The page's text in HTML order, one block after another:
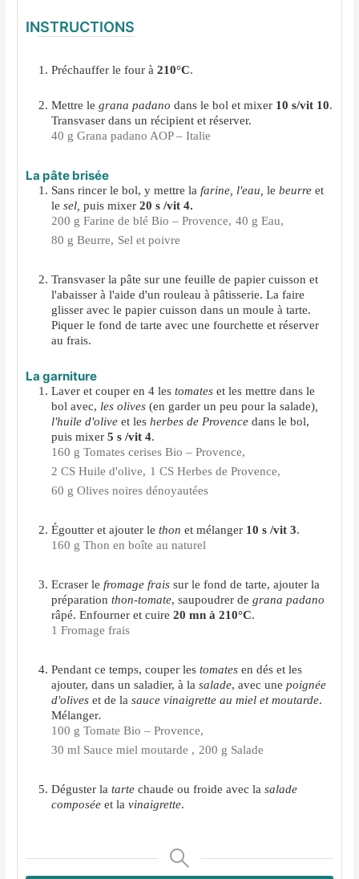
INSTRUCTIONS
Préchauffer le four à210°C.
Mettre legrana padanodans le bol et mixer 10 s/vit 10.
Transvaser dans un récipient et réserver.
40 g Grana padano AOP – Italie
La pâte brisée
Sans rincer le bol, y mettre la farine, l'eau, le beurre et
lesel, puis mixer20 s /vit 4.
200 g Farine de blé Bio – Provence, 40 g Eau,
80 g Beurre, Sel et poivre
Transvaser la pâte sur une feuille de papier cuisson et
l'abaisser à l'aide d'un rouleau à pâtisserie. La faire
glisser avec le papier cuisson dans un moule à tarte.
Piquer le fond de tarte avec une fourchette et réserver
au frais.
La garniture
Laver et couper en 4 lestomates et les mettre dans le
bol avec,les olives(en garder un peu pour la salade),
l'huile d'oliveet les herbes de Provencedans le bol,
puis mixer5 s /vit 4.
160 g Tomates cerises Bio – Provence,
2 CS Huile d'olive, 1 CS Herbes de Provence,
60 g Olives noires dénoyautées
Égoutter et ajouter lethon et mélanger 10 s /vit 3.
160 g Thon en boîte au naturel
Ecraser le fromage fraissur le fond de tarte, ajouter la
préparation thon-tomate, saupoudrer de grana padano
râpé. Enfourner et cuire20 mn à 210°C.
1 Fromage frais
Pendant ce temps, couper les tomates en dés et les
ajouter, dans un saladier, à la salade, avec unepoignée
d'oliveset de la sauce vinaigrette au miel et moutarde.
Mélanger.
100 g Tomate Bio – Provence,
30 ml Sauce miel moutarde , 200 g Salade
Déguster la tarte chaude ou froide avec lasalade
composée et la vinaigrette.